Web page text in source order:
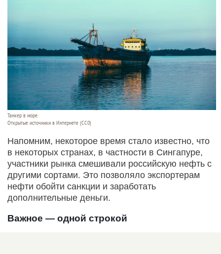
Танкер в море.
Открытые источники в Интернете (СС0)
Напомним, некоторое время стало известно, что
в некоторых странах, в частности в Сингапуре,
участники рынка смешивали российскую нефть с
другими сортами. Это позволяло экспортерам
нефти обойти санкции и заработать
дополнительные деньги.
Важное — одной строкой